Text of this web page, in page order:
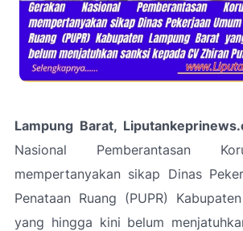
Lampung Barat,
Nasional Pemberantasan
mempertanyakan sikap Dinas
Penataan Ruang (PUPR)
yang hingga kini belum